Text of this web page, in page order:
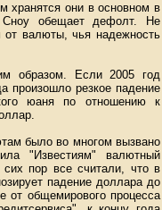
хранятся они в основном в
обещает дефолт. Не
от валюты, чья надежность
образом. Если 2005 год
произошло резкое падение
юаня по отношению к
было во многом вызвано
"Известиям" валютный
сих пор все считали, что в
падение доллара до
от общемирового процесса